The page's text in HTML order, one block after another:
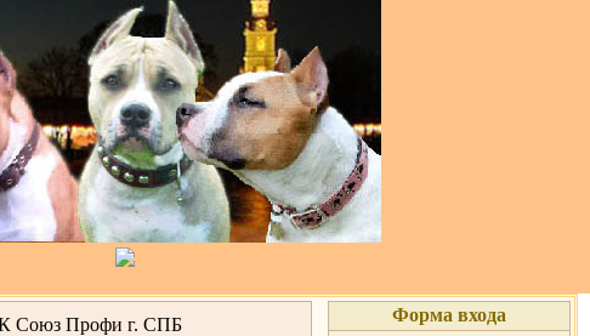
Профи г. СПБ
Форма входа